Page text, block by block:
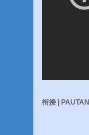
衔接 | PAUTAN